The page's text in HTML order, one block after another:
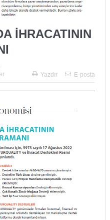
İHRACATININ
Yazdır E-posta